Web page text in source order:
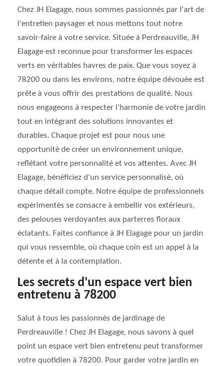
Chez JH Elagage, nous sommes passionnés par l'art de
l'entretien paysager et nous mettons tout notre
savoir-faire à votre service. Située à Perdreauville, JH
Elagage est reconnue pour transformer les espaces
verts en véritables havres de paix. Que vous soyez à
78200 ou dans les environs, notre équipe dévouée est
prête à vous offrir des prestations de qualité. Nous
nous engageons à respecter l'harmonie de votre jardin
tout en intégrant des solutions innovantes et
durables. Chaque projet est pour nous une
opportunité de créer un environnement unique,
reflétant votre personnalité et vos attentes. Avec JH
Elagage, bénéficiez d'un service personnalisé, où
chaque détail compte. Notre équipe de professionnels
expérimentés se consacre à embellir vos extérieurs,
des pelouses verdoyantes aux parterres floraux
éclatants. Faites confiance à JH Elagage pour un jardin
qui vous ressemble, où chaque coin est un appel à la
détente et à la contemplation.
Les secrets d'un espace vert bien
entretenu à 78200
Salut à tous les passionnés de jardinage de
Perdreauville ! Chez JH Elagage, nous savons à quel
point un espace vert bien entretenu peut transformer
votre quotidien à 78200. Pour garder votre jardin en